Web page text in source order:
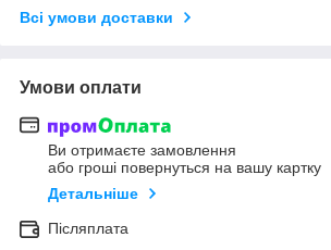
Всі умови доставки
Умови оплати
Ви отримаєте замовлення
або гроші повернуться на вашу картку
Детальніше
Післяплата